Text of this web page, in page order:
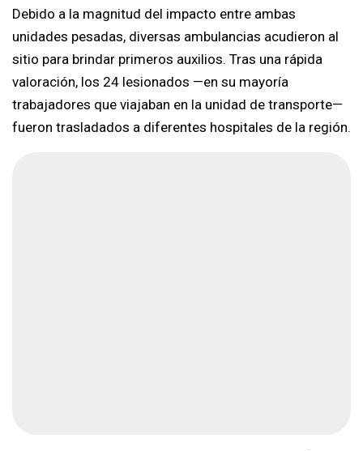
Debido a la magnitud del impacto entre ambas
unidades pesadas, diversas ambulancias acudieron al
sitio para brindar primeros auxilios. Tras una rápida
valoración, los 24 lesionados —en su mayoría
trabajadores que viajaban en la unidad de transporte—
fueron trasladados a diferentes hospitales de la región.